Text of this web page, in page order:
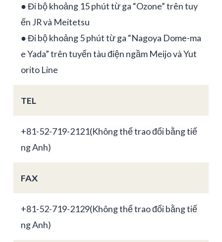
● Đi bộ khoảng 15 phút từ ga “Ozone” trên tuy
ến JR và Meitetsu
● Đi bộ khoảng 5 phút từ ga “Nagoya Dome-ma
e Yada” trên tuyến tàu điện ngầm Meijo và Yut
orito Line
TEL
+81-52-719-2121(Không thể trao đổi bằng tiế
ng Anh)
FAX
+81-52-719-2129(Không thể trao đổi bằng tiế
ng Anh)